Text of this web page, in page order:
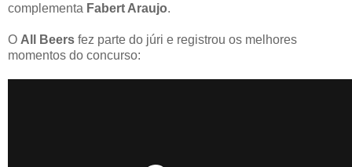
complementa Fabert Araujo.
O All Beers fez parte do júri e registrou os melhores
momentos do concurso: